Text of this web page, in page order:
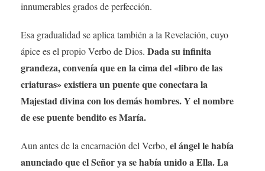
innumerables grados de perfección.
Esa gradualidad se aplica también a la Revelación, cuyo
ápice es el propio Verbo de Dios. Dada su infinita
grandeza, convenía que en la cima del «libro de las
criaturas» existiera un puente que conectara la
Majestad divina con los demás hombres. Y el nombre
de ese puente bendito es María.
Aun antes de la encarnación del Verbo, el ángel le había
anunciado que el Señor ya se había unido a Ella. La